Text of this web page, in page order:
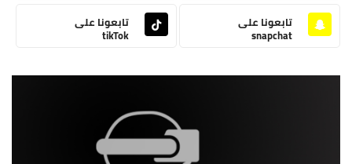
تابعونا على
snapchat
تابعونا على
tikTok